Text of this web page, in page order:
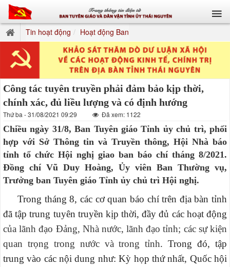
Tin hoạt động Hoạt động Ban
Công tác tuyên truyền phải đảm bảo kịp thời,
chính xác, đủ liều lượng và có định hướng
Thứ ba - 31/08/2021 09:29 Đã xem: 1122
Chiều ngày 31/8, Ban Tuyên giáo Tỉnh ủy chủ trì, phối
hợp với Sở Thông tin và Truyền thông, Hội Nhà báo
tỉnh tổ chức Hội nghị giao ban báo chí tháng 8/2021.
Đồng chí Vũ Duy Hoàng, Ủy viên Ban Thường vụ,
Trưởng ban Tuyên giáo Tỉnh ủy chủ trì Hội nghị.
Trong tháng 8, các cơ quan báo chí trên địa bàn tỉnh
đã tập trung tuyên truyền kịp thời, đầy đủ các hoạt động
của lãnh đạo Đảng, Nhà nước, lãnh đạo tỉnh; các sự kiện
quan trọng trong nước và trong tỉnh. Trong đó, tập
trung vào các nội dung như: Kỳ họp thứ nhất, Quốc hội